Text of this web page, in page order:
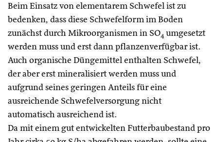
Beim Einsatz von elementarem Schwefel ist zu
bedenken, dass diese Schwefelform im Boden
zunächst durch Mikroorganismen in SO4 umgesetzt
werden muss und erst dann pflanzenverfügbar ist.
Auch organische Düngemittel enthalten Schwefel,
der aber erst mineralisiert werden muss und
aufgrund seines geringen Anteils für eine
ausreichende Schwefelversorgung nicht
automatisch ausreichend ist.
Da mit einem gut entwickelten Futterbaubestand pro